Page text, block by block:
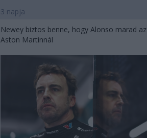
3 napja
Newey biztos benne, hogy Alonso marad az
Aston Martinnál